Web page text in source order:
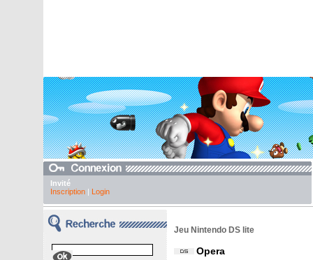
Invité
Inscription| Login
Jeu Nintendo DS lite
Opera